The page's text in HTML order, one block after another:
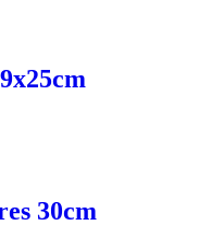
30cm